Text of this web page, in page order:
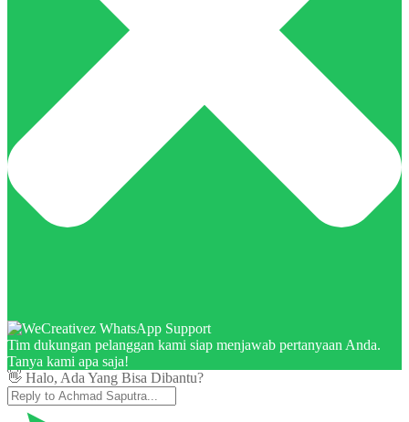
Tim dukungan pelanggan kami siap menjawab pertanyaan Anda.
Tanya kami apa saja!
👋 Halo, Ada Yang Bisa Dibantu?